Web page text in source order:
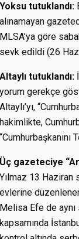
Yoksu tutuklandı:
alınamayan
MLSA’ya göre
sevk edildi (26
Altaylı tutuklandı:
yorum gerekçe
Altaylı’yı,
hakimlikte,
Üç gazeteciye
Yılmaz 13 Haziran
evlerine
Melisa Efe de aynı
kapsamında